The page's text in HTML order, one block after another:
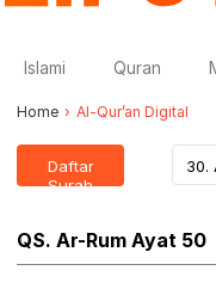
Islami Quran
Home Al-Qur’an Digital
Daftar
Surah
30.
QS. Ar-Rum Ayat 50